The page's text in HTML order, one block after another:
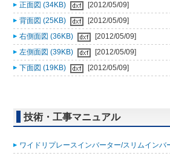
正面図 (34KB)
[2012/05/09]
背面図 (25KB)
[2012/05/09]
右側面図 (36KB)
[2012/05/09]
左側面図 (39KB)
[2012/05/09]
下面図 (19KB)
[2012/05/09]
技術・工事マニュアル
ワイドリプレースインバーター/スリムイン